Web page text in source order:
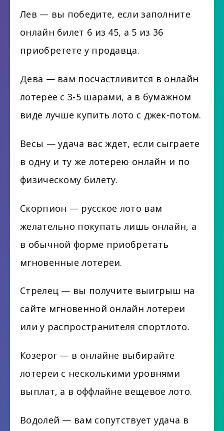
Лев — вы победите, если заполните
онлайн билет 6 из 45, а 5 из 36
приобретете у продавца.
Дева — вам посчастливится в онлайн
лотерее с 3-5 шарами, а в бумажном
виде лучше купить лото с джек-потом.
Весы — удача вас ждет, если сыграете
в одну и ту же лотерею онлайн и по
физическому билету.
Скорпион — русское лото вам
желательно покупать лишь онлайн, а
в обычной форме приобретать
мгновенные лотереи.
Стрелец — вы получите выигрыш на
сайте мгновенной онлайн лотереи
или у распространителя спортлото.
Козерог — в онлайне выбирайте
лотереи с несколькими уровнями
выплат, а в оффлайне вещевое лото.
Водолей — вам сопутствует удача в